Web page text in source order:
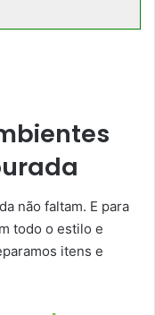
não faltam. E para
todo o estilo e
itens e